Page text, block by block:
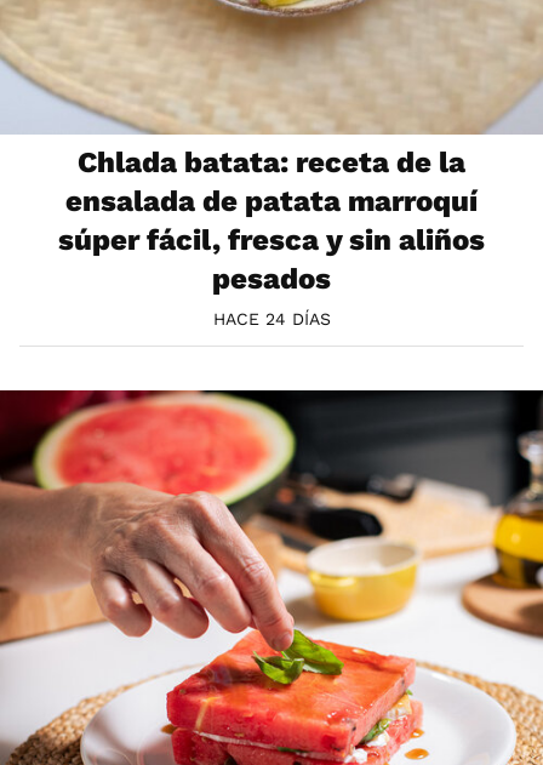
Chlada batata: receta de la
ensalada de patata marroquí
súper fácil, fresca y sin aliños
pesados
HACE 24 DÍAS